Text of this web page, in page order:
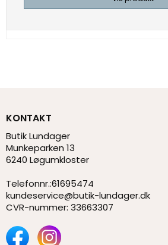
KONTAKT
Butik Lundager
Munkeparken 13
6240 Løgumkloster
Telefonnr.:61695474
kundeservice@butik-lundager.dk
CVR-nummer: 33663307